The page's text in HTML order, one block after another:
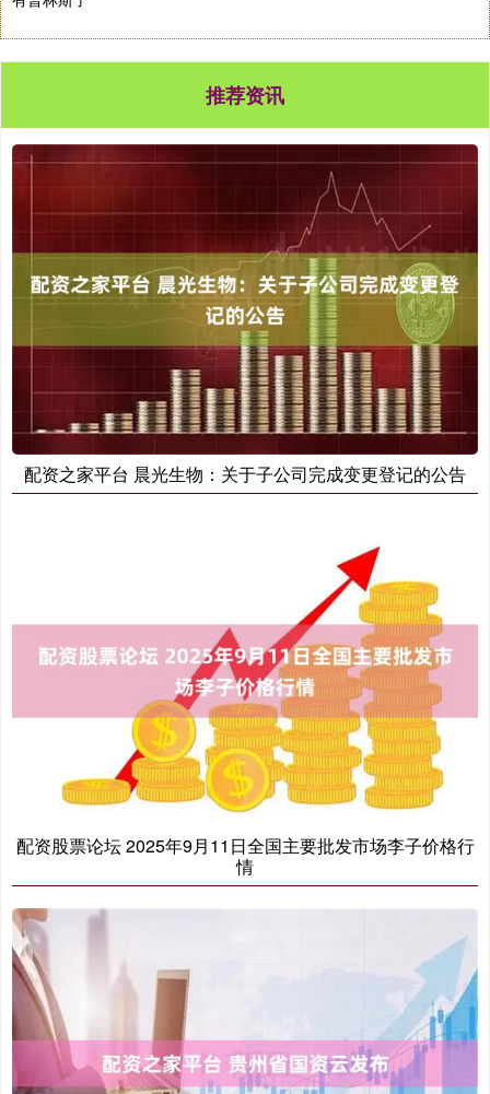
推荐资讯
配资之家平台 晨光生物：关于子公司完成变更登记的公告
配资股票论坛 2025年9月11日全国主要批发市场李子价格行
情